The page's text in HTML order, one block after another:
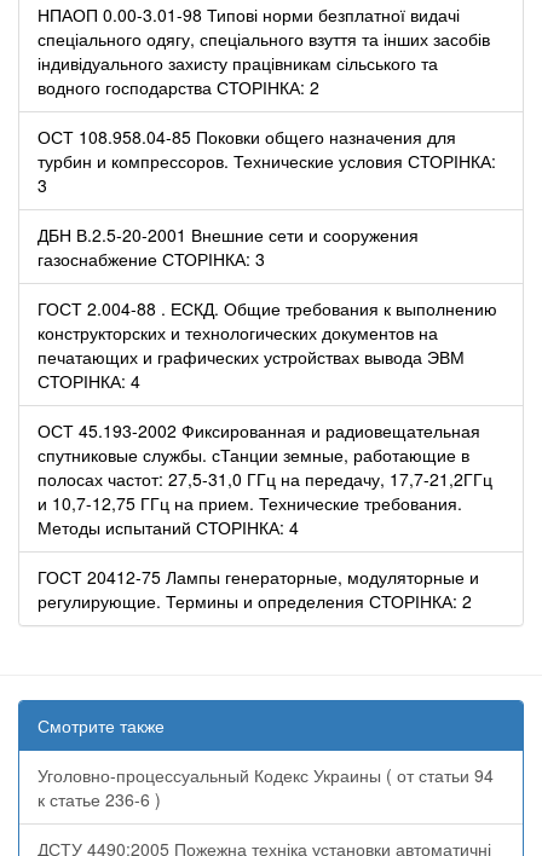
НПАОП 0.00-3.01-98 Типові норми безплатної видачі
спеціального одягу, спеціального взуття та інших засобів
індивідуального захисту працівникам сільського та
водного господарства СТОРІНКА: 2
ОСТ 108.958.04-85 Поковки общего назначения для
турбин и компрессоров. Технические условия СТОРІНКА:
3
ДБН В.2.5-20-2001 Внешние сети и сооружения
газоснабжение СТОРІНКА: 3
ГОСТ 2.004-88 . ЕСКД. Общие требования к выполнению
конструкторских и технологических документов на
печатающих и графических устройствах вывода ЭВМ
СТОРІНКА: 4
ОСТ 45.193-2002 Фиксированная и радиовещательная
спутниковые службы. сТанции земные, работающие в
полосах частот: 27,5-31,0 ГГц на передачу, 17,7-21,2ГГц
и 10,7-12,75 ГГц на прием. Технические требования.
Методы испытаний СТОРІНКА: 4
ГОСТ 20412-75 Лампы генераторные, модуляторные и
регулирующие. Термины и определения СТОРІНКА: 2
Смотрите также
Уголовно-процессуальный Кодекс Украины ( от статьи 94
к статье 236-6 )
ДСТУ 4490:2005 Пожежна техніка установки автоматичні